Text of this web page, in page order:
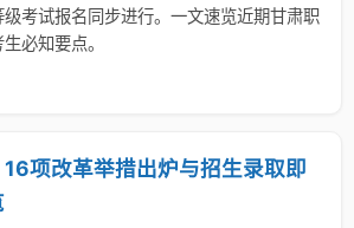
考试报名同步进行。一文速览近期甘肃职
必知要点。
项改革举措出炉与招生录取即